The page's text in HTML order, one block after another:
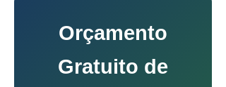
Orçamento
Gratuito de